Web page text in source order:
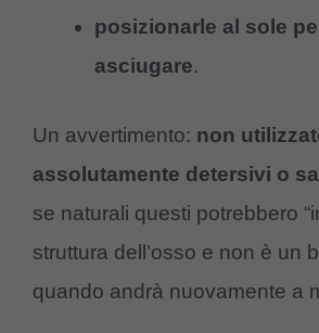
posizionarle al sole
asciugare.
Un avvertimento: non
assolutamente detersivi o
se naturali questi potrebbero
struttura dell’osso e non è un
quando andrà nuovamente a